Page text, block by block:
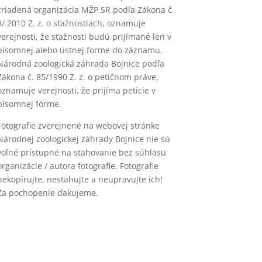
organizácia MŽP SR podľa Zákona č.
2010 Z. z. o sťažnostiach, oznamuje
že sťažnosti budú prijímané len v
alebo ústnej forme do záznamu.
zoologická záhrada Bojnice podľa
č. 85/1990 Z. z. o petičnom práve,
verejnosti, že prijíma petície v
forme.
zverejnené na webovej stránke
zoologickej záhrady Bojnice nie sú
prístupné na sťahovanie bez súhlasu
/ autora fotografie. Fotografie
nesťahujte a neupravujte ich!
pochopenie ďakujeme.